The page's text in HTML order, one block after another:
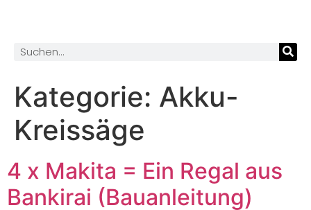
Kategorie: Akku-
Kreissäge
4 x Makita = Ein Regal aus
Bankirai (Bauanleitung)